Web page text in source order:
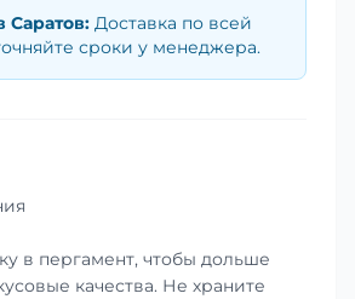
Саратов: Доставка по всей
сроки у менеджера.
в пергамент, чтобы дольше
качества. Не храните